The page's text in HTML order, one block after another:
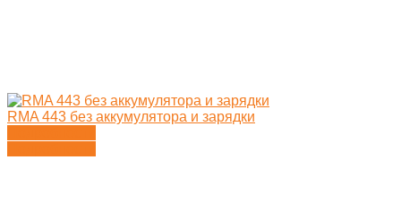
RMA 443 без аккумулятора и зарядки